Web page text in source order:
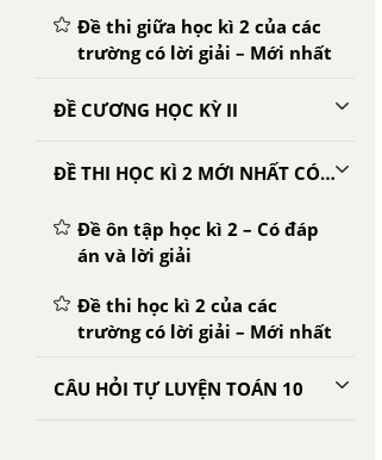
Đề thi giữa học kì 2 của các
trường có lời giải – Mới nhất
ĐỀ CƯƠNG HỌC KỲ II
ĐỀ THI HỌC KÌ 2 MỚI NHẤT CÓ LỜI GIẢI
Đề ôn tập học kì 2 – Có đáp
án và lời giải
Đề thi học kì 2 của các
trường có lời giải – Mới nhất
CÂU HỎI TỰ LUYỆN TOÁN 10